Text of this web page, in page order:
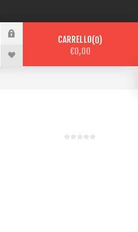
CARRELLO 0
€0,00